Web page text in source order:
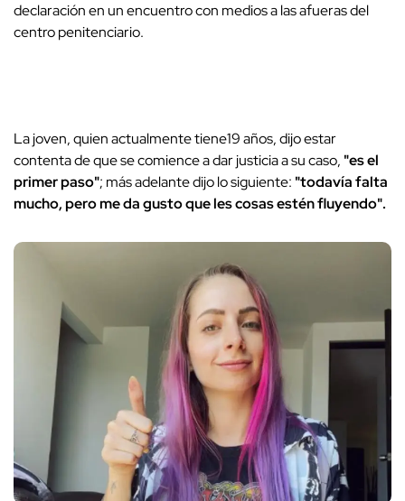
declaración en un encuentro con medios a las afueras del
centro penitenciario.
La joven, quien actualmente tiene19 años, dijo estar
contenta de que se comience a dar justicia a su caso, "es el
primer paso"; más adelante dijo lo siguiente: "todavía falta
mucho, pero me da gusto que les cosas estén fluyendo".